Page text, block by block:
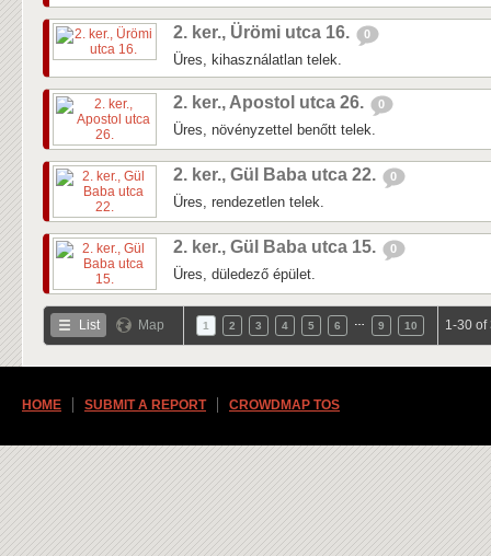
2. ker., Ürömi utca 16. 0
Üres, kihasználatlan telek.
2. ker., Apostol utca 26. 0
Üres, növényzettel benőtt telek.
2. ker., Gül Baba utca 22. 0
Üres, rendezetlen telek.
2. ker., Gül Baba utca 15. 0
Üres, düledező épület.
List Map 1 2 3 4 5 6 9 10 1-30 of
HOME SUBMIT A REPORT CROWDMAP TOS